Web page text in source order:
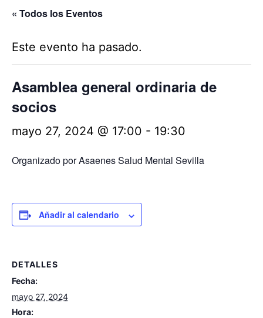
« Todos los Eventos
Este evento ha pasado.
Asamblea general ordinaria de
socios
mayo 27, 2024 @ 17:00 - 19:30
Organizado por Asaenes Salud Mental Sevilla
Añadir al calendario
DETALLES
Fecha:
mayo 27, 2024
Hora: